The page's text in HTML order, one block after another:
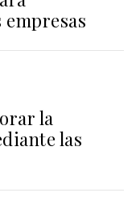
la
las